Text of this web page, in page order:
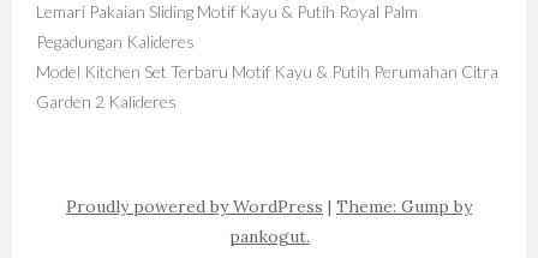
Lemari Pakaian Sliding Motif Kayu & Putih Royal Palm
Pegadungan Kalideres
Model Kitchen Set Terbaru Motif Kayu & Putih Perumahan Citra
Garden 2 Kalideres
Proudly powered by WordPress | Theme: Gump by
pankogut.